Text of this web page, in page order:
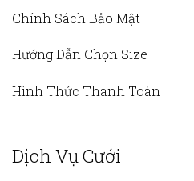
Chính Sách Bảo Mật
Hướng Dẫn Chọn Size
Hình Thức Thanh Toán
Dịch Vụ Cưới